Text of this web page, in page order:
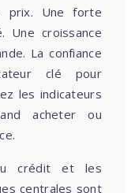
prix. Une forte
Une croissance
La confiance
clé pour
les indicateurs
acheter ou
crédit et les
centrales sont